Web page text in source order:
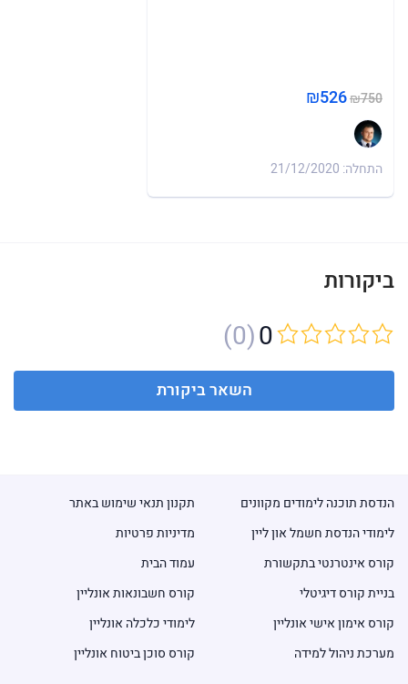
₪750
₪526
התחלה: 21/12/2020
ביקורות
(0)0
השאר ביקורת
תקנון תנאי שימוש באתר
מדיניות פרטיות
עמוד הבית
הנדסת תוכנה לימודים מקוונים
לימודי הנדסת חשמל און ליין
קורס אינטרנטי בתקשורת
קורס חשבונאות אונליין
לימודי כלכלה אונליין
קורס סוכן ביטוח אונליין
בניית קורס דיגיטלי
קורס אימון אישי אונליין
מערכת ניהול למידה